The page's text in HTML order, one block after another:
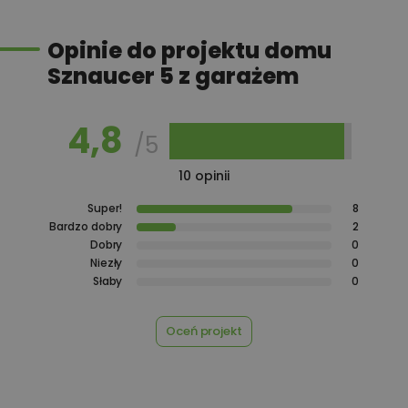
Rabat 10% na zakupy w
Rabat 10% na zakupy w OBI
Rekuperacja 450,00 zł
Opinie do projektu domu
Sznaucer 5 z garażem
4,8 /5
10 opinii
Super!
8
Bardzo dobry
2
Dobry
0
Niezły
0
Słaby
0
Oceń projekt